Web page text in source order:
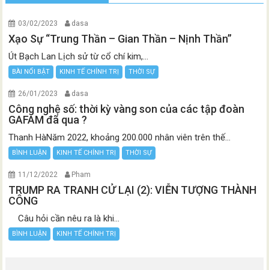
03/02/2023 dasa
Xạo Sự “Trung Thần – Gian Thần – Nịnh Thần”
Út Bạch Lan Lịch sử từ cổ chí kim,...
BÀI NỔI BẬT KINH TẾ CHÍNH TRỊ THỜI SỰ
26/01/2023 dasa
Công nghệ số: thời kỳ vàng son của các tập đoàn
GAFAM đã qua ?
Thanh HàNăm 2022, khoảng 200.000 nhân viên trên thế...
BÌNH LUẬN KINH TẾ CHÍNH TRỊ THỜI SỰ
11/12/2022 Pham
TRUMP RA TRANH CỬ LẠI (2): VIỄN TƯỢNG THÀNH
CÔNG
Câu hỏi cần nêu ra là khi...
BÌNH LUẬN KINH TẾ CHÍNH TRỊ